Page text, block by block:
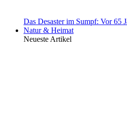
Das Desaster im Sumpf: Vor 65
Natur & Heimat
Neueste Artikel